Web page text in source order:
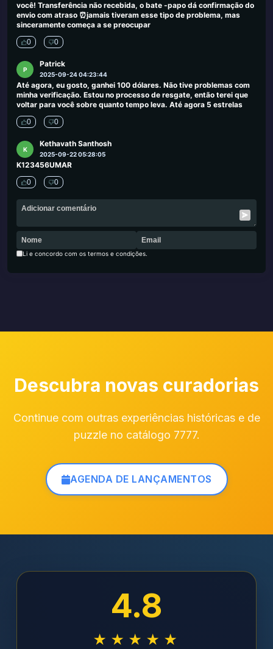
você! Transferência não recebida, o bate -papo dá confirmação do
envio com atraso ⏰jamais tiveram esse tipo de problema, mas
sinceramente começa a se preocupar
0 0
P
Patrick
2025-09-24 04:23:44
Até agora, eu gosto, ganhei 100 dólares. Não tive problemas com
minha verificação. Estou no processo de resgate, então terei que
voltar para você sobre quanto tempo leva. Até agora 5 estrelas
0 0
K
Kethavath Santhosh
2025-09-22 05:28:05
K123456UMAR
0 0
Li e concordo com os termos e condições.
Descubra novas curadorias
Continue com outras experiências históricas e de
puzzle no catálogo 7777.
AGENDA DE LANÇAMENTOS
4.8
★★★★★